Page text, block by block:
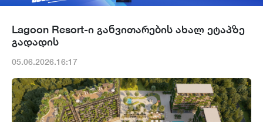
Lagoon Resort-ი განვითარების ახალ ეტაპზე
გადადის
05.06.2026.16:17